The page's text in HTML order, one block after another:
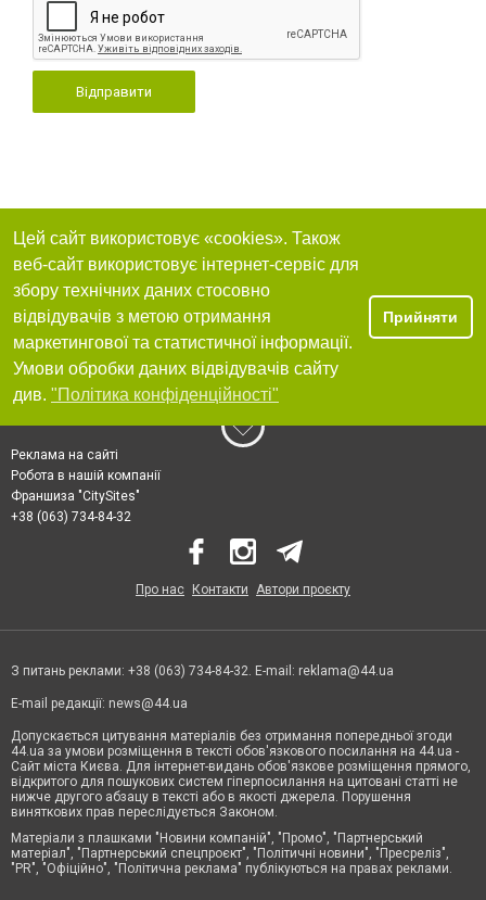
Відправити
Цей сайт використовує «cookies». Також
веб-сайт використовує інтернет-сервіс для
збору технічних даних стосовно
відвідувачів з метою отримання
маркетингової та статистичної інформації.
Умови обробки даних відвідувачів сайту
див. "Політика конфіденційності"
Прийняти
Реклама на сайті
Робота в нашій компанії
Франшиза "CitySites"
+38 (063) 734-84-32
Про нас Контакти Автори проєкту
З питань реклами: +38 (063) 734-84-32. E-mail: reklama@44.ua
E-mail редакції: news@44.ua
Допускається цитування матеріалів без отримання попередньої згоди
44.ua за умови розміщення в тексті обов'язкового посилання на 44.ua -
Сайт міста Києва. Для інтернет-видань обов'язкове розміщення прямого,
відкритого для пошукових систем гіперпосилання на цитовані статті не
нижче другого абзацу в тексті або в якості джерела. Порушення
виняткових прав переслідується Законом.
Матеріали з плашками "Новини компаній", "Промо", "Партнерський
матеріал", "Партнерський спецпроєкт", "Політичні новини", "Пресреліз",
"PR", "Офіційно", "Політична реклама" публікуються на правах реклами.